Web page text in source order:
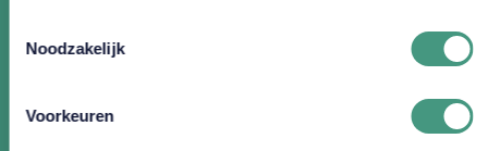
Noodzakelijk
Voorkeuren